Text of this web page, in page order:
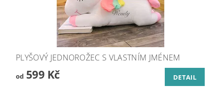
PLYŠOVÝ JEDNOROŽEC S VLASTNÍM JMÉNEM
od599 Kč DETAIL